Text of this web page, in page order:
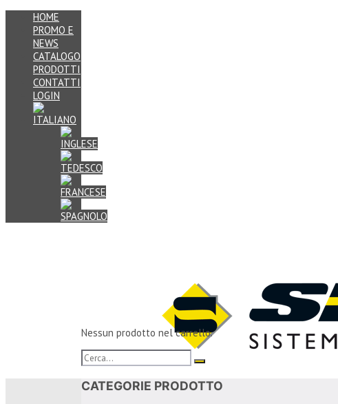
HOME
PROMO E
NEWS
CATALOGO
PRODOTTI
CONTATTI
LOGIN
Nessun prodotto nel carrello.
CATEGORIE PRODOTTO